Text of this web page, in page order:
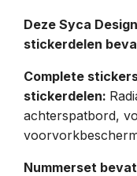
Deze Syca
stickerdelen
Complete
stickerdelen:
achterspatbord,
Nummerset